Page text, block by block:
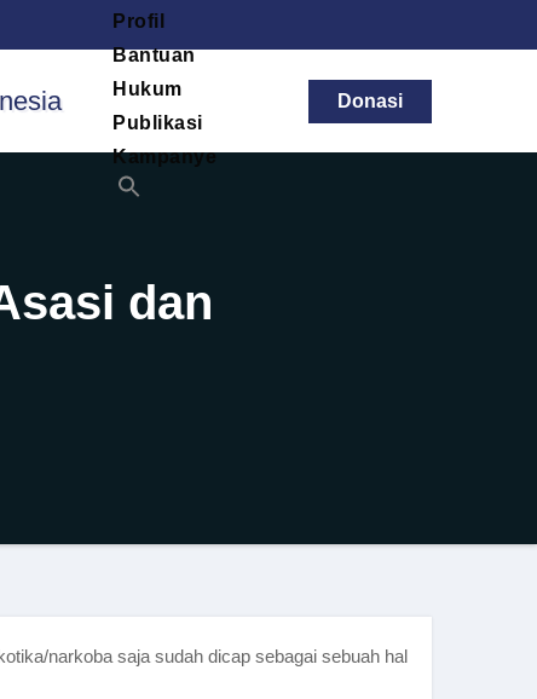
Profil
Bantuan
Hukum
Publikasi
Kampanye
Donasi
dan
narkoba saja sudah dicap sebagai sebuah hal